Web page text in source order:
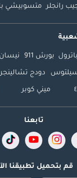
رانجلر متسوبيشي
بورش 911
سيلتوس دودج تشالينجر
ميني كوبر
تابعنا
قم بتحميل تطبيقنا